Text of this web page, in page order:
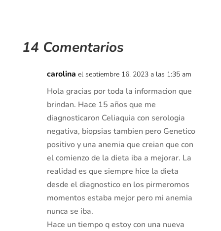
14 Comentarios
carolina el septiembre 16, 2023 a las 1:35 am
Hola gracias por toda la informacion que
brindan. Hace 15 años que me
diagnosticaron Celiaquia con serologia
negativa, biopsias tambien pero Genetico
positivo y una anemia que creian que con
el comienzo de la dieta iba a mejorar. La
realidad es que siempre hice la dieta
desde el diagnostico en los pirmeromos
momentos estaba mejor pero mi anemia
nunca se iba.
Hace un tiempo q estoy con una nueva